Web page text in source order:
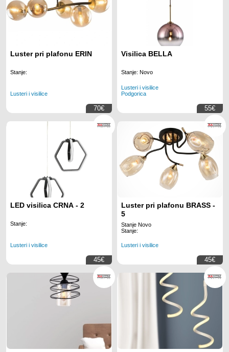
Luster pri plafonu ERIN
Stanje:
Lusteri i visilice
70€
Visilica BELLA
Stanje: Novo
Lusteri i visilice
Podgorica
55€
LED visilica CRNA - 2
Stanje:
Lusteri i visilice
45€
Luster pri plafonu BRASS -
5
Stanje Novo
Stanje:
Lusteri i visilice
45€